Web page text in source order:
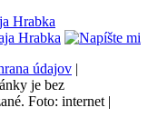
údajov |
je bez
Foto: internet |